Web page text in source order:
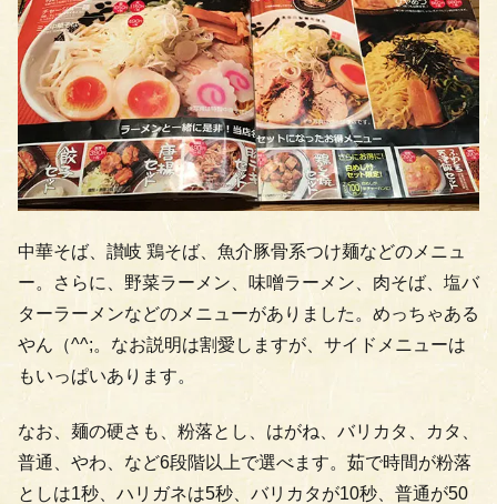
中華そば、讃岐 鶏そば、魚介豚骨系つけ麺などのメニュ
ー。さらに、野菜ラーメン、味噌ラーメン、肉そば、塩バ
ターラーメンなどのメニューがありました。めっちゃある
やん（^^;。なお説明は割愛しますが、サイドメニューは
もいっぱいあります。
なお、麺の硬さも、粉落とし、はがね、バリカタ、カタ、
普通、やわ、など6段階以上で選べます。茹で時間が粉落
としは1秒、ハリガネは5秒、バリカタが10秒、普通が50